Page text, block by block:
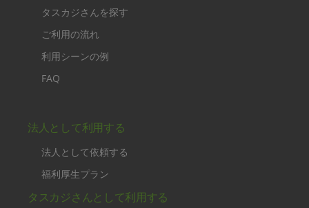
タスカジさんを探す
ご利用の流れ
利用シーンの例
FAQ
法人として利用する
法人として依頼する
福利厚生プラン
タスカジさんとして利用する